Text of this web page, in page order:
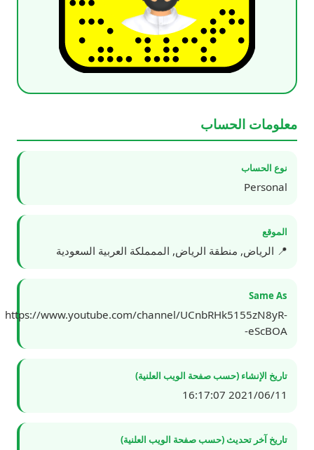
معلومات الحساب
نوع الحساب
Personal
الموقع
📍 الرياض, منطقة الرياض, الممملكة العربية السعودية
Same As
https://www.youtube.com/channel/UCnbRHk5155zN8yR-
-eScBOA
تاريخ الإنشاء (حسب صفحة الويب العلنية)
2021/06/11 16:17:07
تاريخ آخر تحديث (حسب صفحة الويب العلنية)